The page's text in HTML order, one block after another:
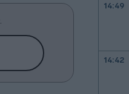
14:49
14:42